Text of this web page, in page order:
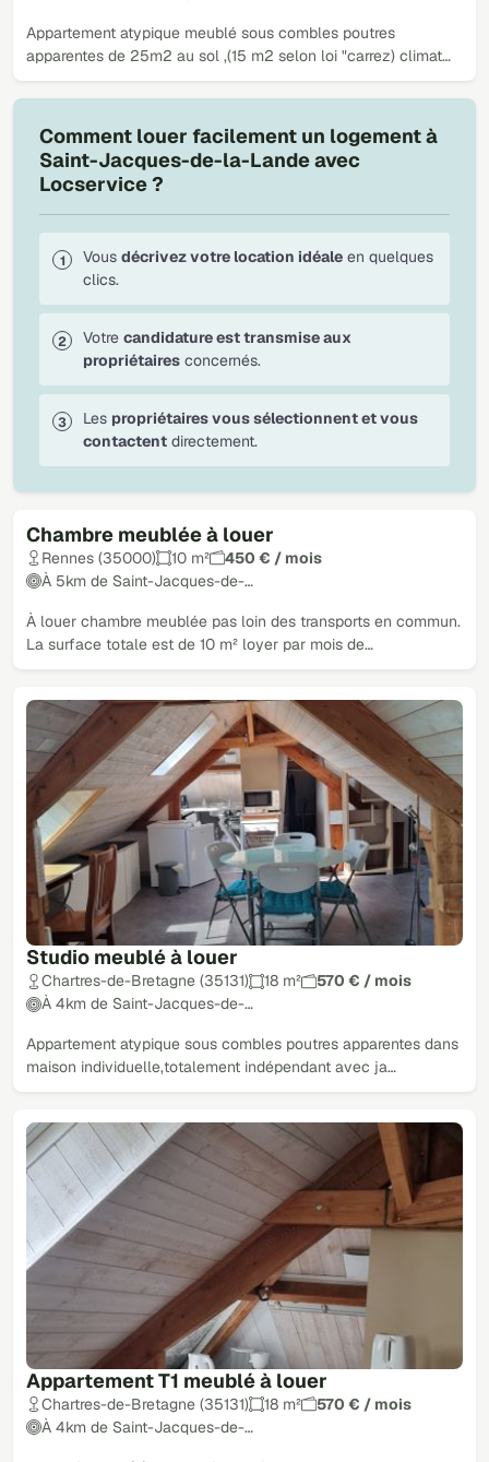
Appartement atypique meublé sous combles poutres
apparentes de 25m2 au sol ,(15 m2 selon loi "carrez) climat…
Chambre meublée à louer
Rennes (35000) 10 m²
450 € / mois
À 5km de Saint-Jacques-de-…
À louer chambre meublée pas loin des transports en commun.
La surface totale est de 10 m² loyer par mois de…
Studio meublé à louer
Chartres-de-Bretagne (35131) 18 m²
570 € / mois
À 4km de Saint-Jacques-de-…
Appartement atypique sous combles poutres apparentes dans
maison individuelle,totalement indépendant avec ja…
Appartement T1 meublé à louer
Chartres-de-Bretagne (35131) 18 m²
570 € / mois
À 4km de Saint-Jacques-de-…
Comment louer facilement un logement à
Saint-Jacques-de-la-Lande avec
Locservice ?
Vous décrivez votre location idéale en quelques
clics.
Votre candidature est transmise aux
propriétaires concernés.
Les propriétaires vous sélectionnent et vous
contactent directement.